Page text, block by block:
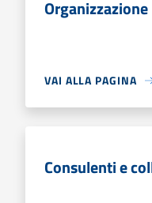
Organizzazione
VAI ALLA PAGINA
Consulenti e